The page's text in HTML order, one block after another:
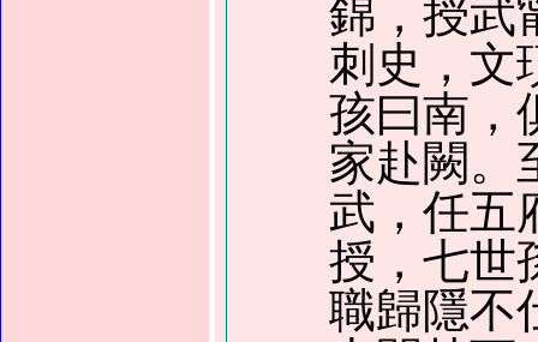
錦，授武
刺史，文
孩曰南，
家赴闕。
武，任五
授，七世
職歸隱不